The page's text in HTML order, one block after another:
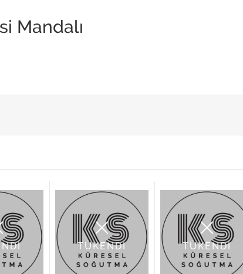
Mandalı
TÜKENDİ TÜKENDİ